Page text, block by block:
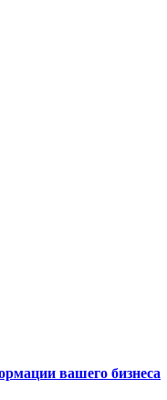
вашего бизнеса